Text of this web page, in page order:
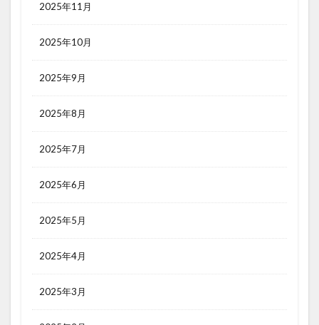
2025年11月
2025年10月
2025年9月
2025年8月
2025年7月
2025年6月
2025年5月
2025年4月
2025年3月